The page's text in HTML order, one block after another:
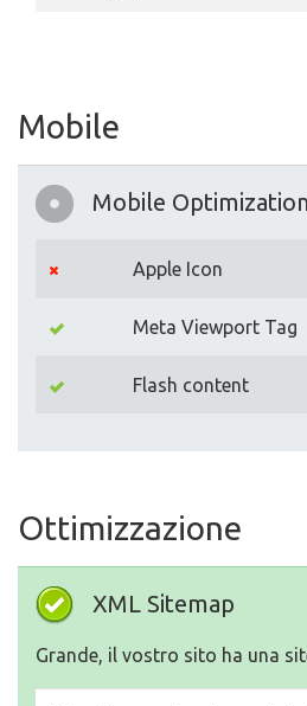
Mobile
Mobile Optimization
Apple Icon
Meta Viewport Tag
Flash content
Ottimizzazione
XML Sitemap
Grande, il vostro sito ha una